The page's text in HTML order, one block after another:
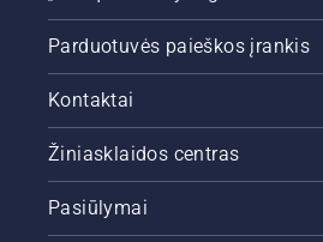
Parduotuvės paieškos įrankis
Kontaktai
Žiniasklaidos centras
Pasiūlymai